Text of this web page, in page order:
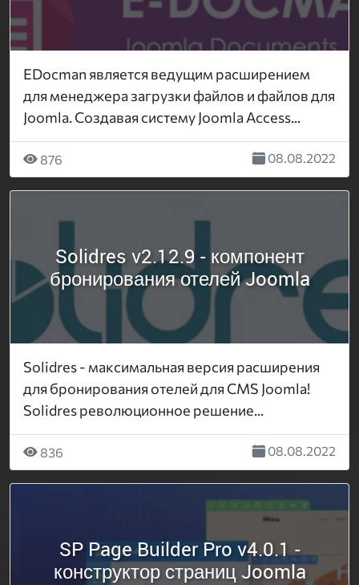
EDocman является ведущим расширением
для менеджера загрузки файлов и файлов для
Joomla. Создавая систему Joomla Access...
876 08.08.2022
Solidres v2.12.9 - компонент
бронирования отелей Joomla
Solidres - максимальная версия расширения
для бронирования отелей для CMS Joomla!
Solidres революционное решение...
836 08.08.2022
SP Page Builder Pro v4.0.1 -
конструктор страниц Joomla